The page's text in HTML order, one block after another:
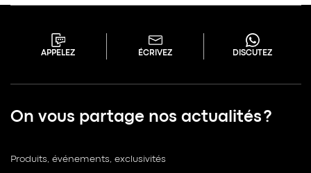
APPELEZ ÉCRIVEZ DISCUTEZ
On vous partage nos actualités ?
Produits, événements, exclusivités